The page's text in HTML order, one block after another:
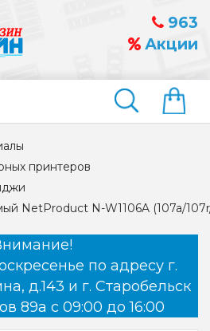
963
Акции
Найти
принтеров
NetProduct N-W1106A (107a/
по адресу г.
д.143 и г. Старобельск
89а с 09:00 до 16:00